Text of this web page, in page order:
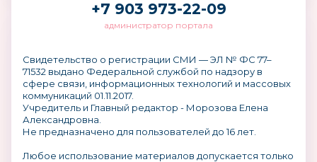
+7 903 973-22-09
администратор портала
Свидетельство о регистрации СМИ — ЭЛ № ФС 77–
71532 выдано Федеральной службой по надзору в
сфере связи, информационных технологий и массовых
коммуникаций 01.11.2017.
Учредитель и Главный редактор - Морозова Елена
Александровна.
Не предназначено для пользователей до 16 лет.
Любое использование материалов допускается только